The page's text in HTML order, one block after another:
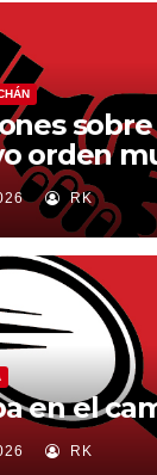
orden
RK
en el
RK